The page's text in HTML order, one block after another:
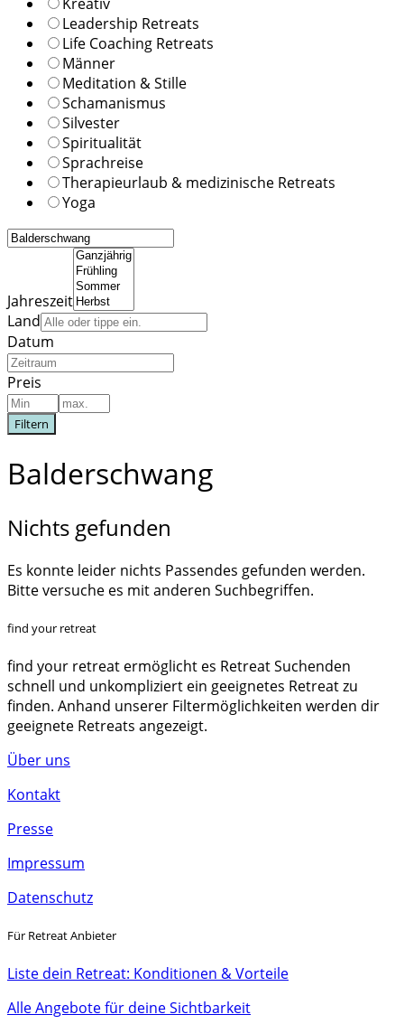
Leadership Retreats
Life Coaching Retreats
Männer
Meditation & Stille
Schamanismus
Silvester
Spiritualität
Sprachreise
Therapieurlaub & medizinische Retreats
Yoga
Jahreszeit
Land
Datum
Preis
Filtern
Balderschwang
Nichts gefunden
Es konnte leider nichts Passendes gefunden werden.
Bitte versuche es mit anderen Suchbegriffen.
find your retreat
find your retreat ermöglicht es Retreat Suchenden
schnell und unkompliziert ein geeignetes Retreat zu
finden. Anhand unserer Filtermöglichkeiten werden dir
geeignete Retreats angezeigt.
Über uns
Kontakt
Presse
Impressum
Datenschutz
Für Retreat Anbieter
Liste dein Retreat: Konditionen & Vorteile
Alle Angebote für deine Sichtbarkeit